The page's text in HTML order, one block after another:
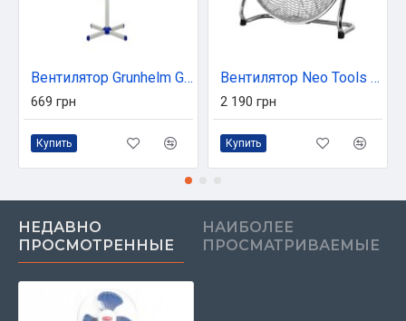
Вентилятор Grunhelm GFS-1619
669 грн
Купить
Вентилятор Neo Tools 90-009
2 190 грн
Купить
НЕДАВНО
ПРОСМОТРЕННЫЕ
НАИБОЛЕЕ
ПРОСМАТРИВАЕМЫЕ